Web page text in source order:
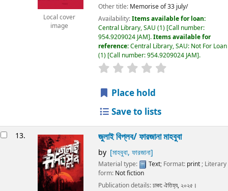
Local cover
image
Other title: Memorise of 33 july/
Availability:Items available for loan:
Central Library, SAU (1) Call number:
954.9209024 JAM .Items available for
reference:Central Library, SAU: Not For Loan
(1) Call number:954.9209024 JAM .
Place hold
Save to lists
13. জুলাই বিপ্লব/ফারজানা মাহবুবা
by [মাহবুবা, ফারজানা]
Material type: Text; Format: print; Literary
form: Not fiction
Publication details:ঢাকা:ঐতিহ্য,২০২৫।